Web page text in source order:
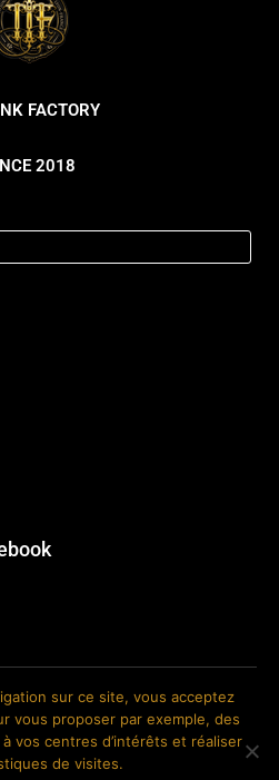
FACTORY
2018
Site web réalisé par Roland CAUVIN.
sur ce site, vous acceptez
vous proposer par exemple, des
vos centres d’intérêts et réaliser
de visites.